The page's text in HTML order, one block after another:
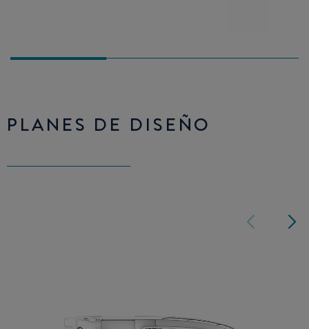
PLANES DE DISEÑO